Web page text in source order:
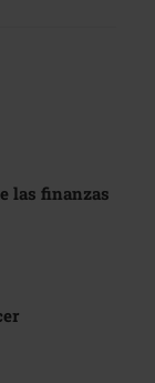
las finanzas